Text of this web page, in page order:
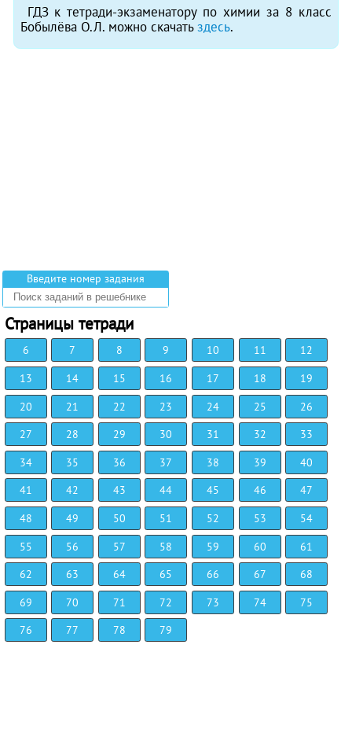
ГДЗ к тетради-экзаменатору по химии за 8 класс
Бобылёва О.Л. можно скачатьздесь.
Введите номер задания
Страницы тетради
6 7 8 9 10 11
12
13
14 15 16 17 18
19
20
21 22 23 24 25
26
27
28 29 30 31 32
33
34
35 36 37 38 39
40
41
42 43 44 45 46
47
48
49 50 51 52 53
54
55
56 57 58 59 60
61
62
63 64 65 66 67
68
69
70 71 72 73 74
75
76
77 78 79